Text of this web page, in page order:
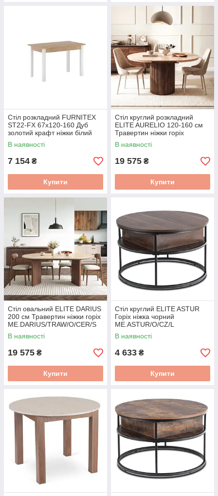
Стіл розкладний FURNITEX
ST22-FX 67x120-160 Дуб
золотий крафт ніжки білий
В наявності
7 154 ₴
Купити
Стіл круглий розкладний
ELITE AURELIO 120-160 см
Травертин ніжки горіх
ME.AURELIO/TRAW/O/S
В наявності
19 575 ₴
Купити
Стіл овальний ELITE DARIUS
200 см Травертин ніжки горіх
ME.DARIUS/TRAW/O/CER/S
В наявності
19 575 ₴
Купити
Стіл круглий ELITE ASTUR
Горіх ніжка чорний
ME.ASTUR/O/CZ/L
В наявності
4 633 ₴
Купити